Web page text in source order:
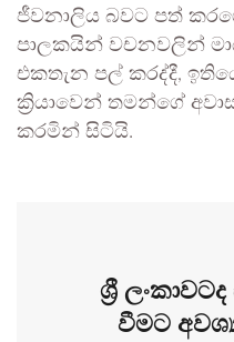
ජීවනාලිය බවට පත්
පාලකයින් වචනවලින්
එකතැන පල් කරද්දී,
ක්‍රියාවෙන් තමන්ගේ
කරමින් සිටියි.
ශ්‍රී
වීමට